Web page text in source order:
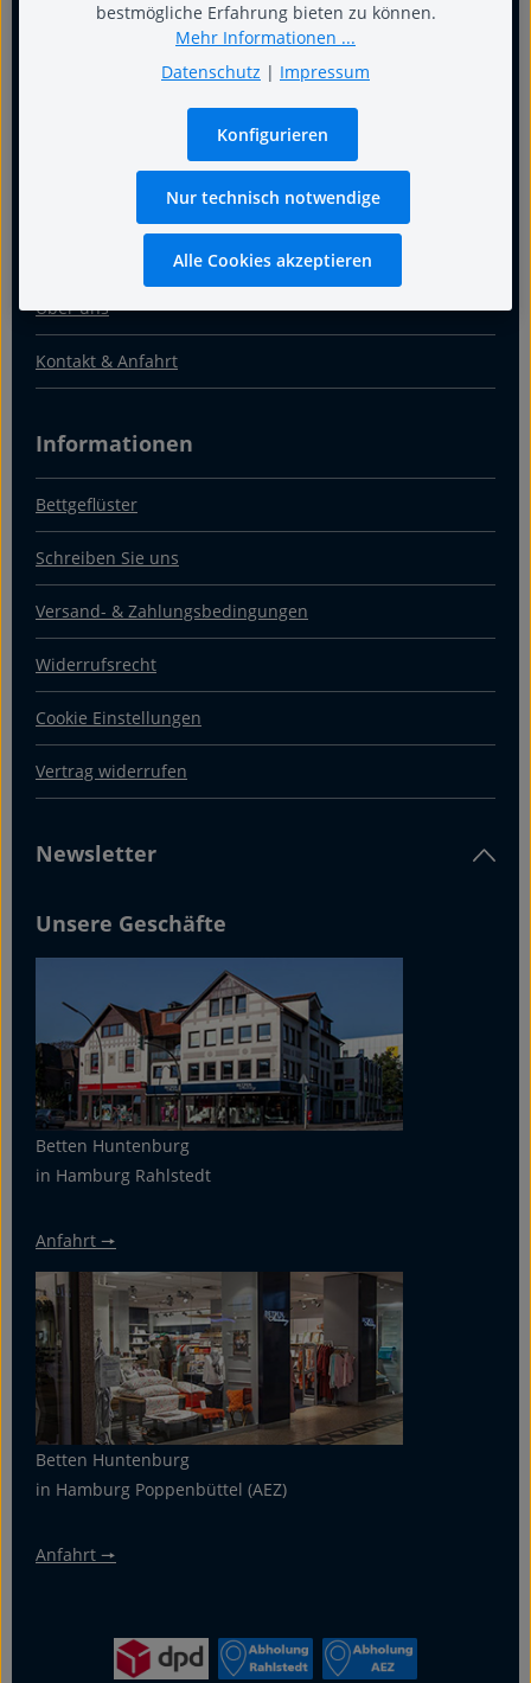
Warum Fachgeschäft
Über uns
Kontakt & Anfahrt
Informationen
Bettgeflüster
Schreiben Sie uns
Versand- & Zahlungsbedingungen
Widerrufsrecht
Cookie Einstellungen
Vertrag widerrufen
Newsletter
Unsere Geschäfte
Betten Huntenburg
in Hamburg Rahlstedt
Anfahrt 🠖
Betten Huntenburg
in Hamburg Poppenbüttel (AEZ)
Anfahrt 🠖
bestmögliche Erfahrung bieten zu können.
Mehr Informationen ...
Datenschutz | Impressum
Nur technisch notwendige
Konfigurieren
Alle Cookies akzeptieren